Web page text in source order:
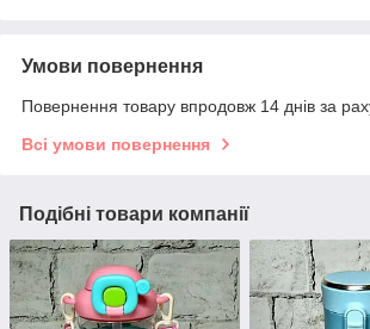
Умови повернення
Повернення товару впродовж 14 днів за
Всі умови повернення
Подібні товари компанії